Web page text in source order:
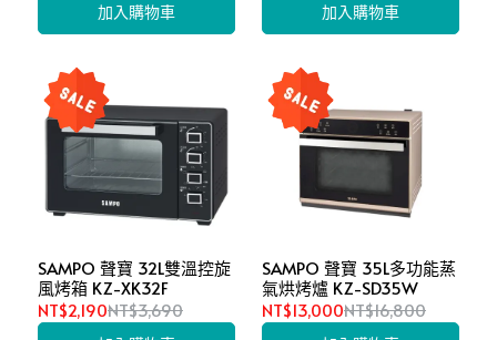
加入購物車 加入購物車
SAMPO 聲寶 32L雙溫控旋
風烤箱 KZ-XK32F
NT$2,190NT$3,690
SAMPO 聲寶 35L多功能蒸
氣烘烤爐 KZ-SD35W
NT$13,000NT$16,800